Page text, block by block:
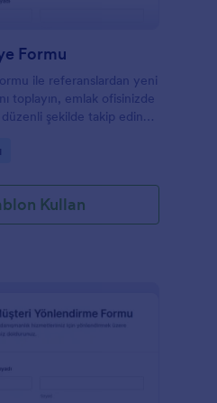
Formu
ile referanslardan yeni
toplayın, emlak ofisinizde
şekilde takip edin
Kullan